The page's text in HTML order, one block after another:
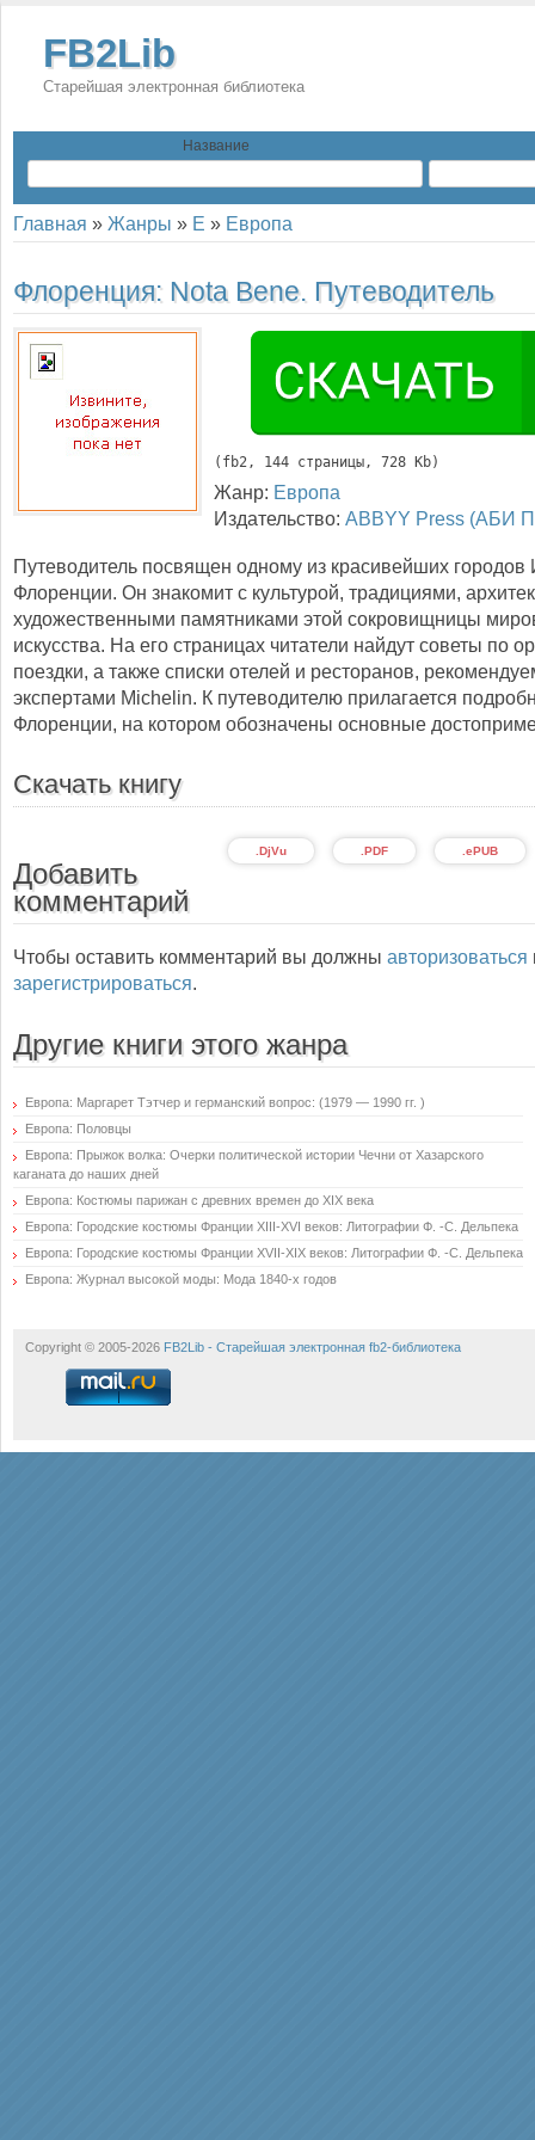
FB2Lib
Старейшая электронная библиотека
Название
Главная » Жанры » Е » Европа
Флоренция: Nota Bene. Путеводитель
( fb2, 144 страницы, 728 Kb)
Жанр: Европа
Издательство: ABBYY Press (АБИ
Путеводитель посвящен одному из красивейших городов
Флоренции. Он знакомит с культурой, традициями,
художественными памятниками этой сокровищницы
искусства. На его страницах читатели найдут советы по
поездки, а также списки отелей и ресторанов,
экспертами Michelin. К путеводителю прилагается
Флоренции, на котором обозначены основные
Скачать книгу
.ePUB
.PDF
.DjVu
Добавить
комментарий
Чтобы оставить комментарий вы должны авторизоваться
зарегистрироваться.
Другие книги этого жанра
Европа: Маргарет Тэтчер и германский вопрос: (1979 — 1990 гг. )
Европа: Половцы
Европа: Прыжок волка: Очерки политической истории Чечни от Хазарского
каганата до наших дней
Европа: Костюмы парижан с древних времен до XIX века
Европа: Городские костюмы Франции XIII-XVI веков: Литографии Ф. -С. Дельпека
Европа: Городские костюмы Франции XVII-XIX веков: Литографии Ф. -С. Дельпека
Европа: Журнал высокой моды: Мода 1840-х годов
Copyright © 2005-2026 FB2Lib - Старейшая электронная fb2-библиотека